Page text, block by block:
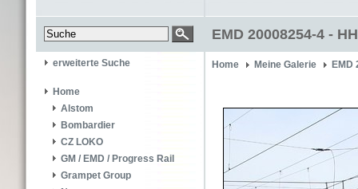
EMD 20008254-4 -
erweiterte Suche
Home
Alstom
Bombardier
CZ LOKO
GM / EMD / Progress Rail
Grampet Group
Home Meine Galerie EMD